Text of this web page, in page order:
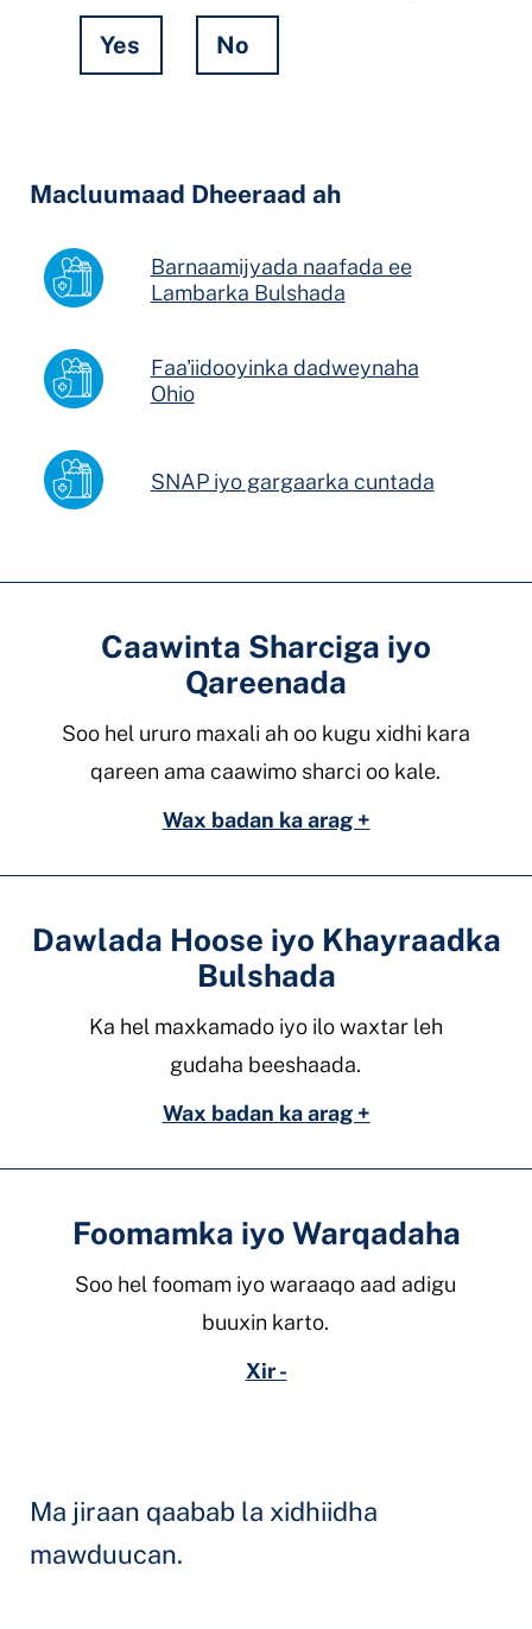
Yes No
Macluumaad Dheeraad ah
Barnaamijyada naafada ee
Lambarka Bulshada
Faa'iidooyinka dadweynaha
Ohio
SNAP iyo gargaarka cuntada
Caawinta Sharciga iyo
Qareenada
Soo hel ururo maxali ah oo kugu xidhi kara
qareen ama caawimo sharci oo kale.
Wax badan ka arag +
Dawlada Hoose iyo Khayraadka
Bulshada
Ka hel maxkamado iyo ilo waxtar leh
gudaha beeshaada.
Wax badan ka arag +
Foomamka iyo Warqadaha
Soo hel foomam iyo waraaqo aad adigu
buuxin karto.
Xir -
Ma jiraan qaabab la xidhiidha
mawduucan.